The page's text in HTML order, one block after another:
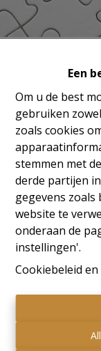
Een
Om u de best
gebruiken
zoals cookies
stemmen met
derde partijen
gegevens
website te
onderaan de
instellingen'.
Cookiebeleid en
Oeps,
Te